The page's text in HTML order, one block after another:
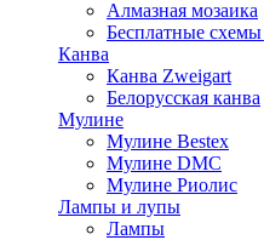
Алмазная мозаика
Бесплатные
Канва
Канва Zweigart
Белорусская канва
Мулине
Мулине Bestex
Мулине DMC
Мулине Риолис
Лампы и лупы
Лампы